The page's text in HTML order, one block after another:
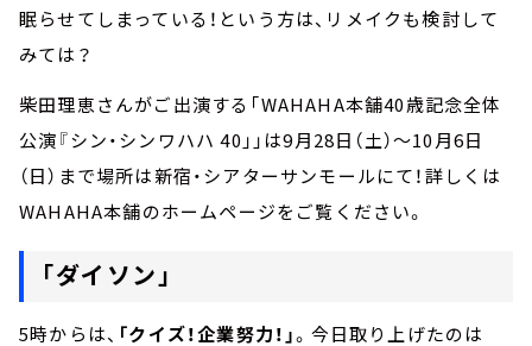
眠らせてしまっている！という方は、リメイクも検討して
みては？
柴田理恵さんがご出演する「WAHAHA本舗40歳記念全体
公演『シン・シンワハハ 40」」は9月28日（土）～10月6日
（日）まで場所は新宿・シアターサンモールにて！詳しくは
WAHAHA本舗のホームページをご覧ください。
「ダイソン」
5時からは、 「クイズ！企業努力！」。今日取り上げたのは